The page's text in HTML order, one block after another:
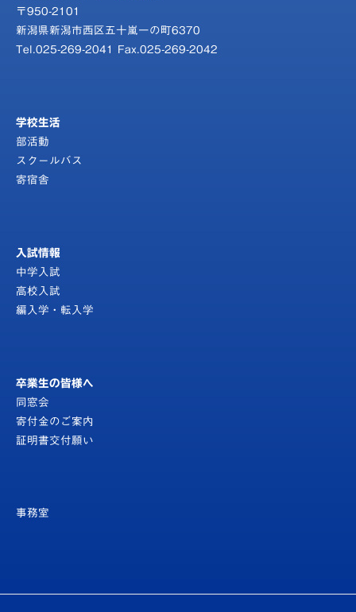
〒950-2101
新潟県新潟市西区五十嵐一の町6370
Tel.025-269-2041 Fax.025-269-2042
学校生活
部活動
スクールバス
寄宿舎
入試情報
中学入試
高校入試
編入学・転入学
卒業生の皆様へ
同窓会
寄付金のご案内
証明書交付願い
事務室